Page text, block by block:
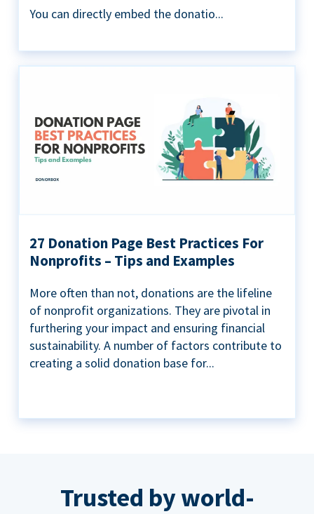
You can directly embed the donatio...
27 Donation Page Best Practices For
Nonprofits – Tips and Examples
More often than not, donations are the lifeline
of nonprofit organizations. They are pivotal in
furthering your impact and ensuring financial
sustainability. A number of factors contribute to
creating a solid donation base for...
Trusted by world-